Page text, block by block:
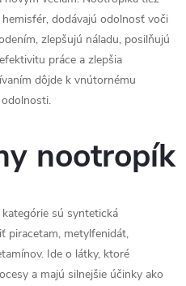
dodávajú odolnosť voči
zlepšujú náladu, posilňujú
práce a zlepšia
dôjde k vnútornému
nootropík
sú syntetická
piracetam, metylfenidát,
Ide o látky, ktoré
a majú silnejšie účinky ako